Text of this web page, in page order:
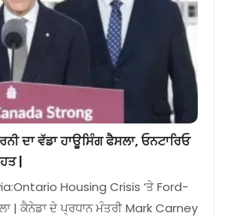
ਦਾ ਵੱਡਾ ਹਾਊਸਿੰਗ ਫੈਸਲਾ, ਓਨਟਾਰਿਓ
|
Housing Crisis ‘ਤੇ Ford-
| ਕੈਨੇਡਾ ਦੇ ਪ੍ਰਧਾਨ ਮੰਤਰੀ Mark Carney